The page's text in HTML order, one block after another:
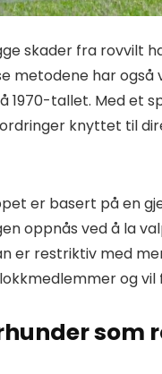
skader fra rovvilt
metodene har
1970-tallet. Med et
knyttet til
er basert på en
oppnås ved å la
er restriktiv med
og
som